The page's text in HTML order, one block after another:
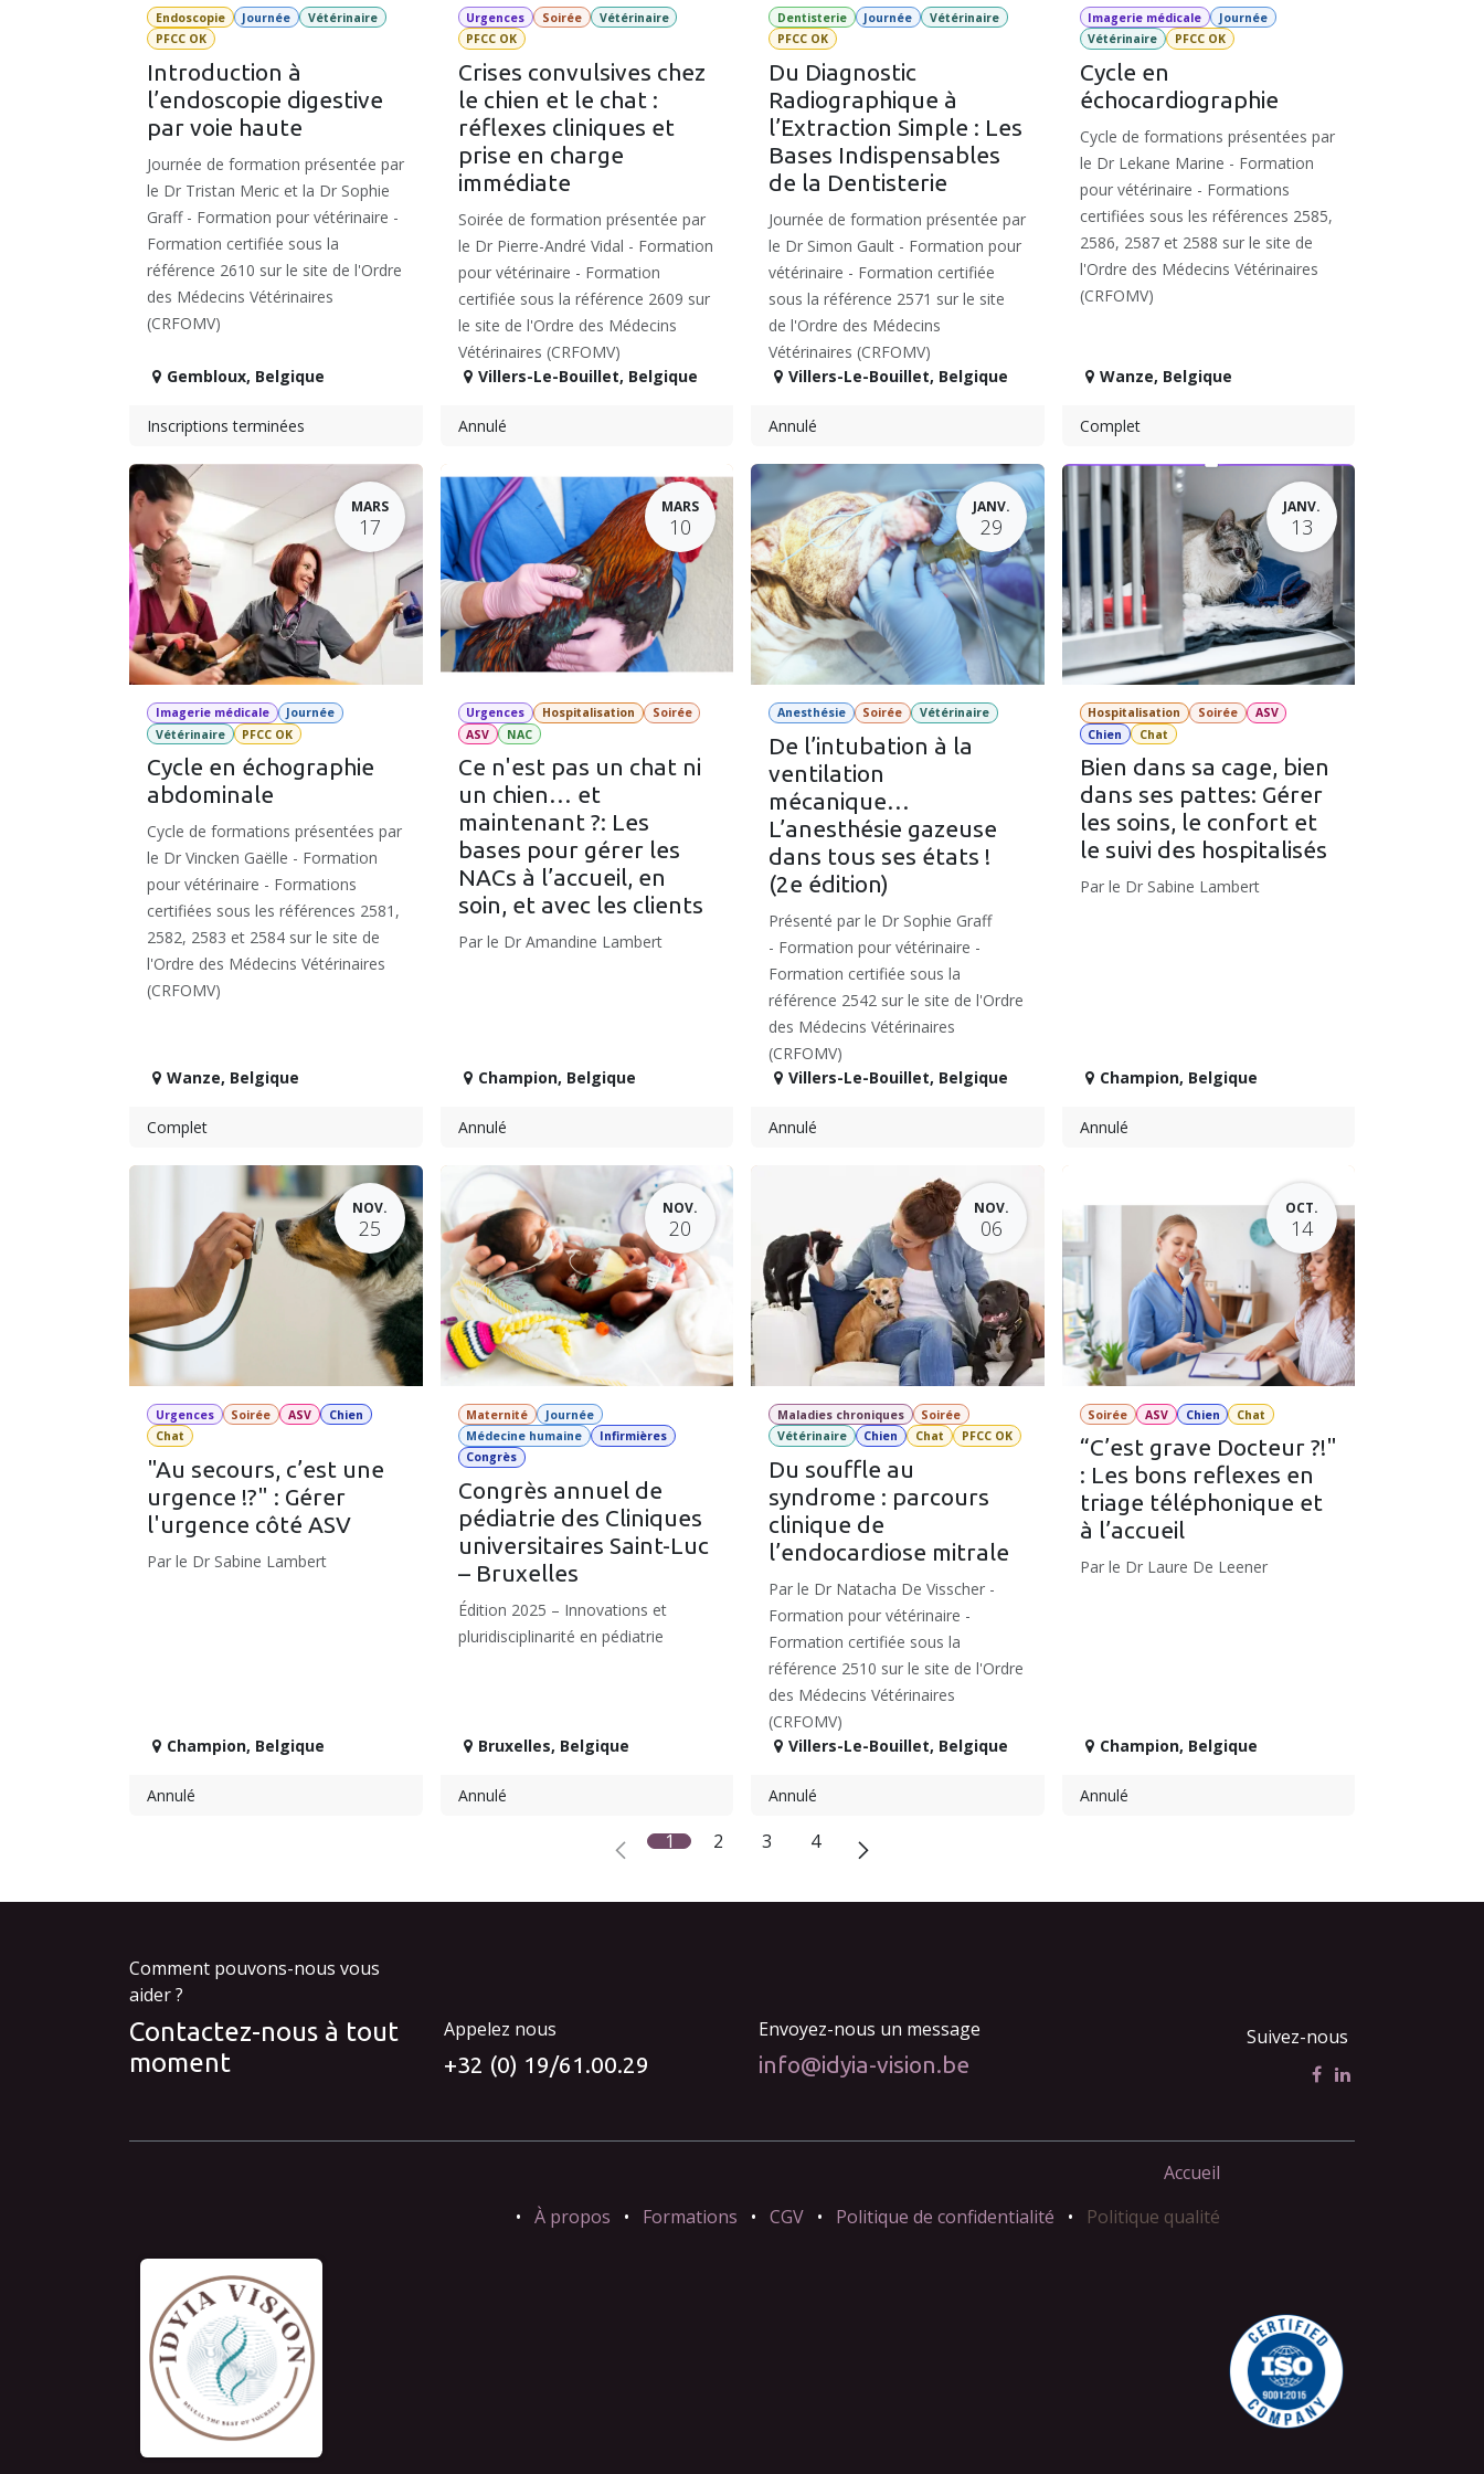
Endoscopie Journée
Vétérinaire
PFCC OK
Introduction à
l’endoscopie digestive
par voie haute
Journée de formation présentée par
le Dr Tristan Meric et la Dr Sophie
Graff - Formation pour vétérinaire -
Formation certifiée sous la
référence 2610 sur le site de l'Ordre
des Médecins Vétérinaires
(CRFOMV)
Gembloux, Belgique
Inscriptions terminées
Urgences Soirée
Vétérinaire
PFCC OK
Crises convulsives chez
le chien et le chat :
réflexes cliniques et
prise en charge
immédiate
Soirée de formation présentée par
le Dr Pierre-André Vidal - Formation
pour vétérinaire - Formation
certifiée sous la référence 2609 sur
le site de l'Ordre des Médecins
Vétérinaires (CRFOMV)
Villers-Le-Bouillet, Belgique
Annulé
Dentisterie Journée
Vétérinaire
PFCC OK
Du Diagnostic
Radiographique à
l’Extraction Simple : Les
Bases Indispensables
de la Dentisterie
Journée de formation présentée par
le Dr Simon Gault - Formation pour
vétérinaire - Formation certifiée
sous la référence 2571 sur le site
de l'Ordre des Médecins
Vétérinaires (CRFOMV)
Villers-Le-Bouillet, Belgique
Annulé
Imagerie médicale
Journée
Vétérinaire
PFCC OK
Cycle en
échocardiographie
Cycle de formations présentées par
le Dr Lekane Marine - Formation
pour vétérinaire - Formations
certifiées sous les références 2585,
2586, 2587 et 2588 sur le site de
l'Ordre des Médecins Vétérinaires
(CRFOMV)
Wanze, Belgique
Complet
MARS
17
Imagerie médicale
Journée
Vétérinaire
PFCC OK
Cycle en échographie
abdominale
Cycle de formations présentées par
le Dr Vincken Gaëlle - Formation
pour vétérinaire - Formations
certifiées sous les références 2581,
2582, 2583 et 2584 sur le site de
l'Ordre des Médecins Vétérinaires
(CRFOMV)
Wanze, Belgique
Complet
MARS
10
Urgences Hospitalisation
Soirée
ASV
NAC
Ce n'est pas un chat ni
un chien… et
maintenant ?: Les
bases pour gérer les
NACs à l’accueil, en
soin, et avec les clients
Par le Dr Amandine Lambert
Champion, Belgique
Annulé
JANV.
29
Anesthésie Soirée Vétérinaire
De l’intubation à la
ventilation
mécanique…
L’anesthésie gazeuse
dans tous ses états !
(2e édition)
Présenté par le Dr Sophie Graff
- Formation pour vétérinaire -
Formation certifiée sous la
référence 2542 sur le site de l'Ordre
des Médecins Vétérinaires
(CRFOMV)
Villers-Le-Bouillet, Belgique
Annulé
JANV.
13
Hospitalisation Soirée
ASV
Chien
Chat
Bien dans sa cage, bien
dans ses pattes: Gérer
les soins, le confort et
le suivi des hospitalisés
Par le Dr Sabine Lambert
Champion, Belgique
Annulé
NOV.
25
Urgences Soirée ASV
Chien
Chat
"Au secours, c’est une
urgence !?" : Gérer
l'urgence côté ASV
Par le Dr Sabine Lambert
Champion, Belgique
Annulé
NOV.
20
Maternité
Journée
Médecine humaine
Infirmières
Congrès
Congrès annuel de
pédiatrie des Cliniques
universitaires Saint-Luc
– Bruxelles
Édition 2025 – Innovations et
pluridisciplinarité en pédiatrie
Bruxelles, Belgique
Annulé
NOV.
06
Maladies chroniques
Soirée
Vétérinaire
Chien Chat PFCC OK
Du souffle au
syndrome : parcours
clinique de
l’endocardiose mitrale
Par le Dr Natacha De Visscher -
Formation pour vétérinaire -
Formation certifiée sous la
référence 2510 sur le site de l'Ordre
des Médecins Vétérinaires
(CRFOMV)
Villers-Le-Bouillet, Belgique
Annulé
OCT.
14
Soirée ASV Chien Chat
“C’est grave Docteur ?!"
: Les bons reflexes en
triage téléphonique et
à l’accueil
Par le Dr Laure De Leener
Champion, Belgique
Annulé
1 2 3 4
Comment pouvons-nous vous
aider ?
Contactez-nous à tout
moment
Appelez nous
+32 (0) 19/61.00.29
Envoyez-nous un message
info@idyia-vision.be
Suivez-nous
Accueil
• À propos • Formations • CGV • Politique de confidentialité • Politique qualité